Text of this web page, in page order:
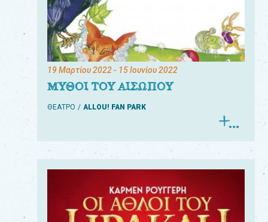
19 Μαρτίου 2022- 15 Ιουνίου 2022
ΜΥΘΟΙ ΤΟΥ ΑΙΣΩΠΟΥ
ΘΕΑΤΡΟ ALLOU! FAN PARK